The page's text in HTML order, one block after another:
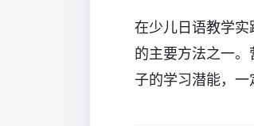
在少儿日语教学
的主要方法之一
子的学习潜能，一